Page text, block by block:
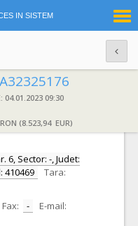
IN SISTEM
04.01.2023 09:30
(8.523,94 EUR)
S.R.L.
CIF:
6, Sector: -, Judet:
410469
Tara:
Fax: -
E-mail: